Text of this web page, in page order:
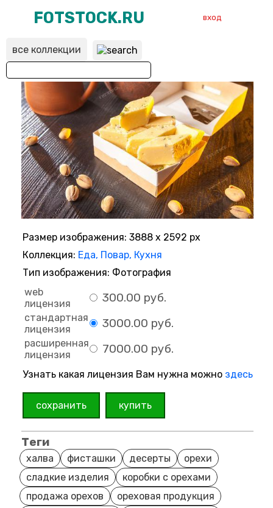
FOTSTOCK.RU
ВХОД
РЕГИСТРАЦИЯ
вход
все коллекции
Размер изображения: 3888 x 2592 px
Коллекция: Еда, Повар, Кухня
Тип изображения: Фотография
web
лицензия
300.00 руб.
стандартная
лицензия
3000.00 руб.
расширенная
лицензия
7000.00 руб.
Узнать какая лицензия Вам нужна можно здесь
сохранить купить
Теги
халва фисташки десерты
орехи
сладкие изделия
коробки с орехами
продажа орехов
ореховая продукция